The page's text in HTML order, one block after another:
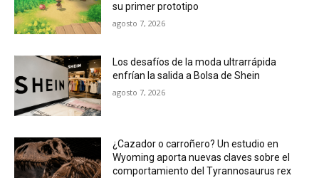
su primer prototipo
agosto 7, 2026
Los desafíos de la moda ultrarrápida
enfrían la salida a Bolsa de Shein
agosto 7, 2026
¿Cazador o carroñero? Un estudio en
Wyoming aporta nuevas claves sobre el
comportamiento del Tyrannosaurus rex